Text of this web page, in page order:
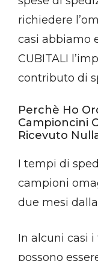
richiedere
casi abbiamo
CUBITALI
contributo di
Perchè Ho
Campioncini
Ricevuto
I tempi di
campioni
due mesi
In alcuni casi
possono